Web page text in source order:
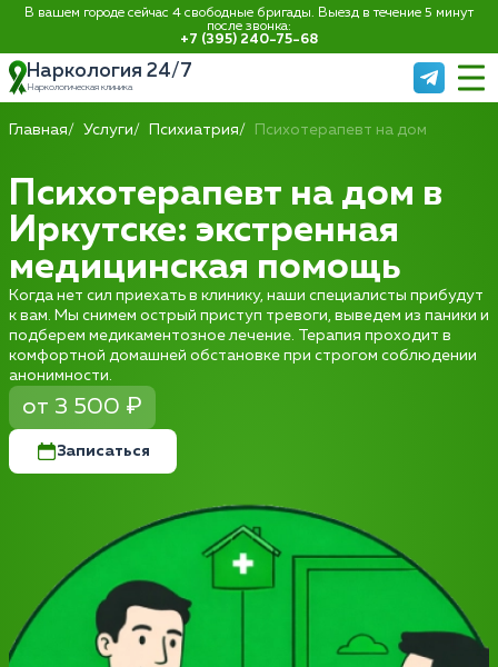
В вашем городе сейчас 4 свободные бригады. Выезд в течение 5 минут
после звонка:
+7 (395) 240-75-68
Наркология 24/7
Наркологическая клиника
Главная Услуги Психиатрия Психотерапевт на дом
Психотерапевт на дом в
Иркутске: экстренная
медицинская помощь
Когда нет сил приехать в клинику, наши специалисты прибудут
к вам. Мы снимем острый приступ тревоги, выведем из паники и
подберем медикаментозное лечение. Терапия проходит в
комфортной домашней обстановке при строгом соблюдении
анонимности.
от 3 500 ₽
Записаться